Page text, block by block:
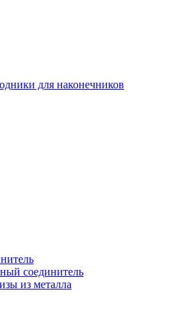
для наконечников
соединитель
из металла